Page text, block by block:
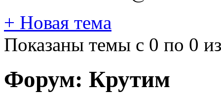
+ Новая тема
Показаны темы с 0 по 0
Форум: Крутим